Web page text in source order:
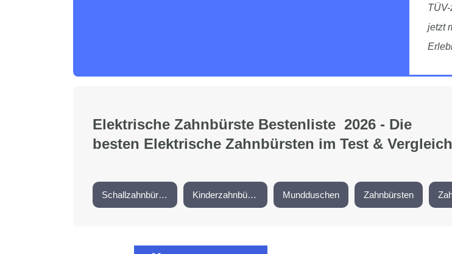
jetzt
Elektrische Zahnbürste Bestenliste 2026 - Die
besten Elektrische Zahnbürsten im Test & Vergleich
Schallzahnbürsten Kinderzahnbürsten Mundduschen Zahnbürsten